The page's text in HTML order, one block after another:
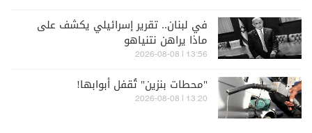
في لبنان.. تقرير إسرائيلي يكشف على
ماذا يراهن نتنياهو
13:56 | 2026-08-08
"محطات بنزين" تُقفل أبوابها!
13:20 | 2026-08-08